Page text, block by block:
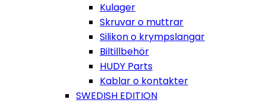
Kulager
Skruvar o muttrar
Silikon o krympslangar
Biltillbehör
HUDY Parts
Kablar o kontakter
SWEDISH EDITION